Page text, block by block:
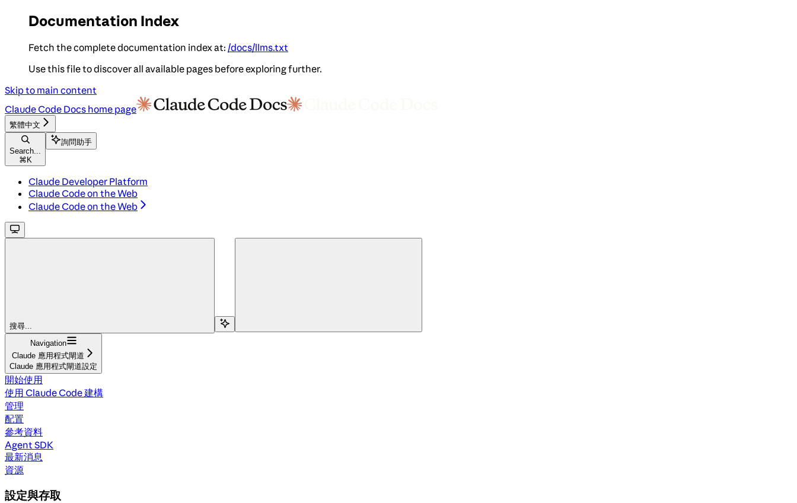
Documentation Index
Fetch the complete documentation index at: /docs/llms.txt
Use this file to discover all available pages before exploring further.
Skip to main content
Claude Code Docs home page
繁體中文
Search...
⌘ K
詢問助手
Claude Developer Platform
Claude Code on the Web
Claude Code on the Web
搜尋...
Navigation
Claude 應用程式閘道
Claude 應用程式閘道設定
開始使用
使用 Claude Code 建構
管理
配置
參考資料
Agent SDK
最新消息
資源
設定與存取